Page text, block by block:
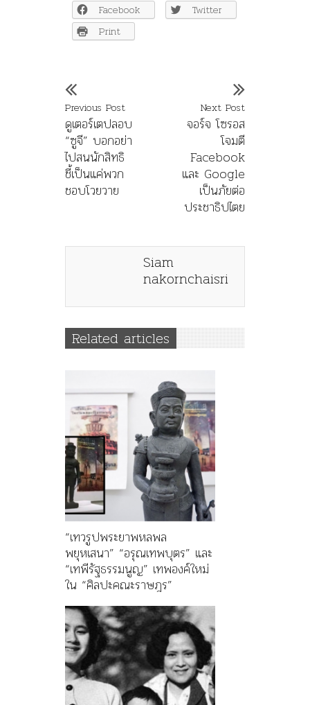
Facebook
Twitter
Print
Previous Post
ดูเตอร์เตปลอบ
“ซูจี” บอกอย่า
ไปสนนักสิทธิ
ชี้เป็นแค่พวก
ชอบโวยวาย
Next Post
จอร์จ โซรอส
โจมตี
Facebook
และ Google
เป็นภัยต่อ
ประชาธิปไตย
Siam
nakornchaisri
Related articles
“เทวรูปพระยาพหลพล
พยุหเสนา” “อรุณเทพบุตร” และ
“เทพีรัฐธรรมนูญ” เทพองค์ใหม่
ใน “ศิลปะคณะราษฎร”